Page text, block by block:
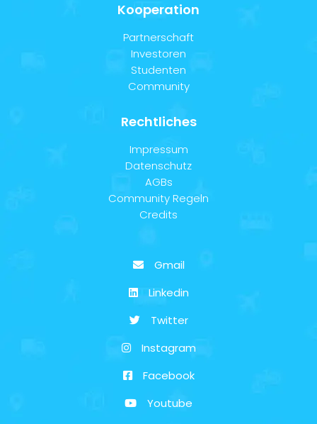
Kooperation
Partnerschaft
Investoren
Studenten
Community
Rechtliches
Impressum
Datenschutz
AGBs
Community Regeln
Credits
Gmail
Linkedin
Twitter
Instagram
Facebook
Youtube